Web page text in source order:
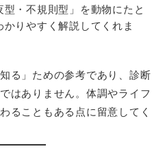
・不規則型」を動物にたと
りやすく解説してくれま
る」ための参考であり、診断
はありません。体調やライフ
ることもある点に留意してく